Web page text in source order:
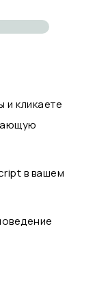
и кликаете
в вашем